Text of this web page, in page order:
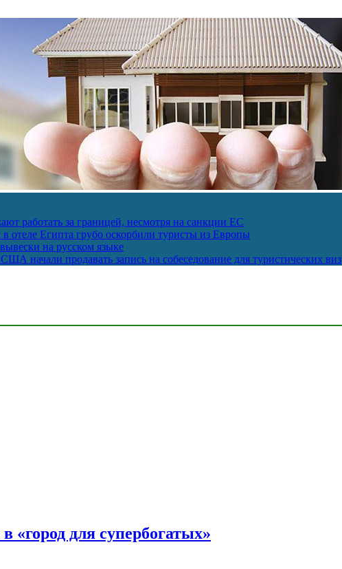
работать за границей, несмотря на санкции ЕС
отеле Египта грубо оскорбили туристы из Европы
на русском языке
начали продавать запись на собеседование для туристических виз
для супербогатых»